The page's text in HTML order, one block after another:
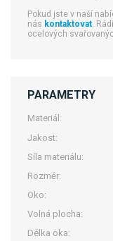
Pokud jste v naší
nás kontaktovat.
ocelových
PARAMETRY
Materiál:
Jakost:
Síla materiálu:
Rozměr:
Oko:
Volná plocha:
Délka oka: